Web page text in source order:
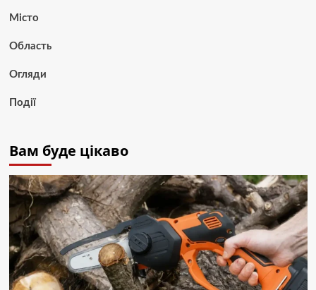
Місто
Область
Огляди
Події
Вам буде цікаво